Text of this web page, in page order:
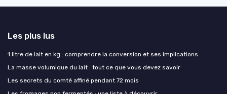
Les plus lus
1 litre de lait en kg : comprendre la conversion et ses implications
La masse volumique du lait : tout ce que vous devez savoir
Les secrets du comté affiné pendant 72 mois